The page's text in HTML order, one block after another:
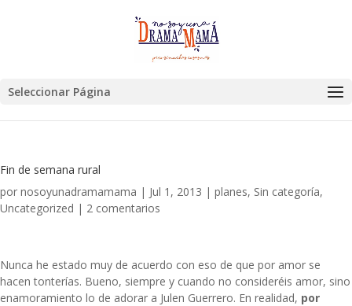
Seleccionar Página
Fin de semana rural
por nosoyunadramamama | Jul 1, 2013 | planes, Sin categoría,
Uncategorized | 2 comentarios
Nunca he estado muy de acuerdo con eso de que por amor se
hacen tonterías. Bueno, siempre y cuando no consideréis amor, sino
enamoramiento lo de adorar a Julen Guerrero. En realidad, por